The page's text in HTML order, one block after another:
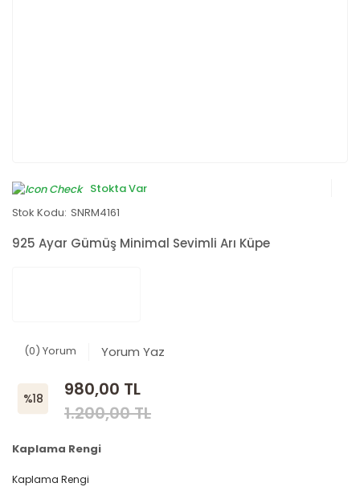
Stokta Var
Stok Kodu: SNRM4161
925 Ayar Gümüş Minimal Sevimli Arı Küpe
(0) Yorum Yorum Yaz
%18
980,00 TL
1.200,00 TL
Kaplama Rengi
Kaplama Rengi